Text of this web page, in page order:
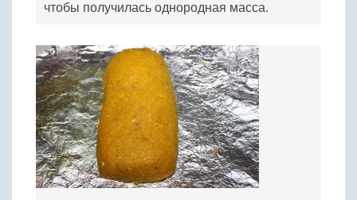
чтобы получилась однородная масса.